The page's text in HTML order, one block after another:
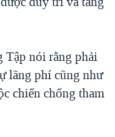
Tập nói rằng phải
lãng phí cũng như
chiến chống tham